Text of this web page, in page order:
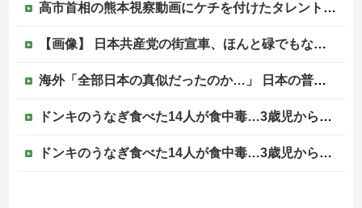
高市首相の熊本視察動画にケチを付けたタレント、「正体バレバレよな」と黒電話の呼び方であっさりと……他
【画像】 日本共産党の街宣車、ほんと碌でもないな
海外「全部日本の真似だったのか…」 日本の普通のテレビ番組が最新SNSの数十年先を行っていたと話題に
ドンキのうなぎ食べた14人が食中毒…3歳児から75歳まで被害
ドンキのうなぎ食べた14人が食中毒…3歳児から75歳まで被害